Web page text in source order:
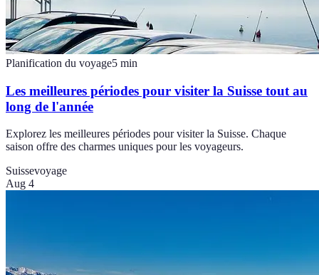
Planification du voyage5 min
Les meilleures périodes pour visiter la Suisse tout au
long de l'année
Explorez les meilleures périodes pour visiter la Suisse. Chaque
saison offre des charmes uniques pour les voyageurs.
Suissevoyage
Aug 4